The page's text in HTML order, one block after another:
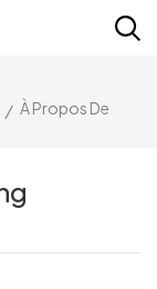
/ À Propos De